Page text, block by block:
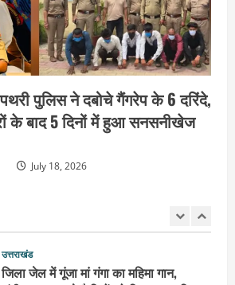
पुलिस ने दबोचे गैंगरेप के 6 दरिंदे,
के बाद 5 दिनों में हुआ सनसनीखेज
July 18, 2026
तैयारियों की समीक्षा
August 5, 2026
उत्तराखंड
जिला कारागार में गंगा कथा का आयोजन, तीसरे
विभिन्न प्रसंगों का श्रवण
August 4, 2026
महंत यति रामस्वरूप आनंद गिरि को लेकर पूरे
उत्तराखंड
जिला जेल में गूंजा मां गंगा का महिमा गान,